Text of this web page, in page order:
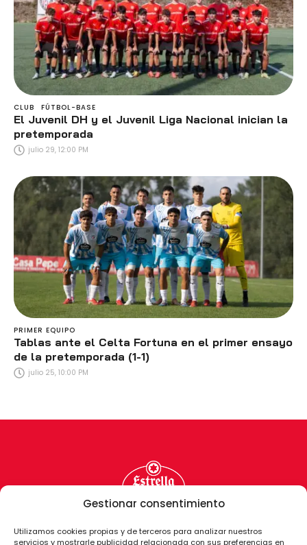
Gestionar consentimiento
Utilizamos cookies propias y de terceros para analizar nuestros
servicios y mostrarle publicidad relacionada con sus preferencias en
CLUB FÚTBOL-BASE
El Juvenil DH y el Juvenil Liga Nacional inician la
pretemporada
julio 29, 12:00 PM
PRIMER EQUIPO
Tablas ante el Celta Fortuna en el primer ensayo
de la pretemporada (1-1)
julio 25, 10:00 PM